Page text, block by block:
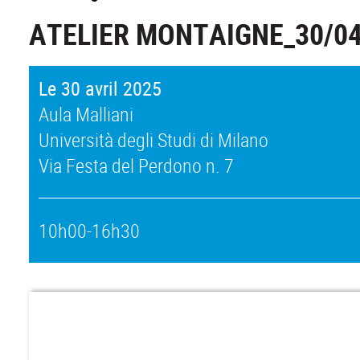
ATELIER MONTAIGNE_30/
Le 30 avril 2025
Aula Malliani
Università degli Studi di Milano
Via Festa del Perdono n. 7
10h00-16h30